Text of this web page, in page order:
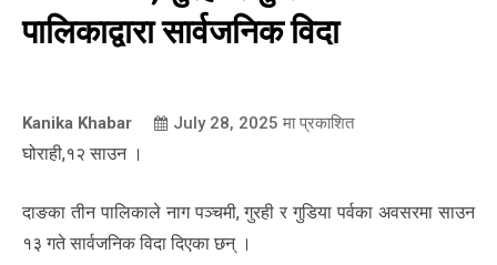
पालिकाद्वारा सार्वजनिक विदा
Kanika Khabar July 28, 2025 मा प्रकाशित
घोराही,१२ साउन ।
दाङका तीन पालिकाले नाग पञ्चमी, गुरही र गुडिया पर्वका अवसरमा साउन
१३ गते सार्वजनिक विदा दिएका छन् ।